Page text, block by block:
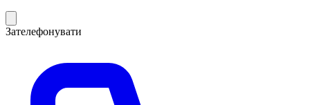
Зателефонувати